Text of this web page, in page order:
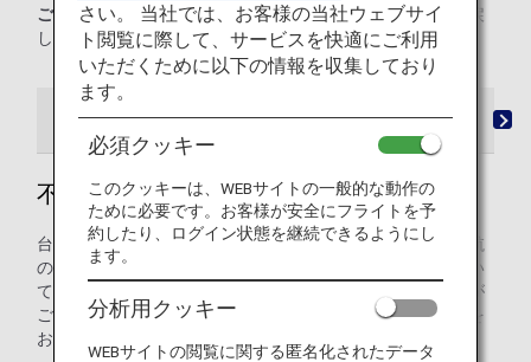
ご注意：原則、航空券上に記名のあるご本人様に限り払い戻
しを行います。
悪天候など不可抗力が理由の航空券の払い戻し 機
不可抗力が理由の払い戻し
台風・降雪などの不可抗力に起因するフライトの遅延・欠航
の際には、ご予約の変更やご宿泊のご案内をさせていただい
ておりますが、やむを得ず払い戻しをさせていただく場合が
ございます。払い戻しをご希望の場合は、以下のお手続きを
お願いします。
さい。 当社では、お客様の当社ウェブサイ
ト閲覧に際して、サービスを快適にご利用
いただくために以下の情報を収集しており
ます。
必須クッキー
このクッキーは、WEBサイトの一般的な動作の
ために必要です。お客様が安全にフライトを予
約したり、ログイン状態を継続できるようにし
ます。
分析用クッキー
WEBサイトの閲覧に関する匿名化されたデータ